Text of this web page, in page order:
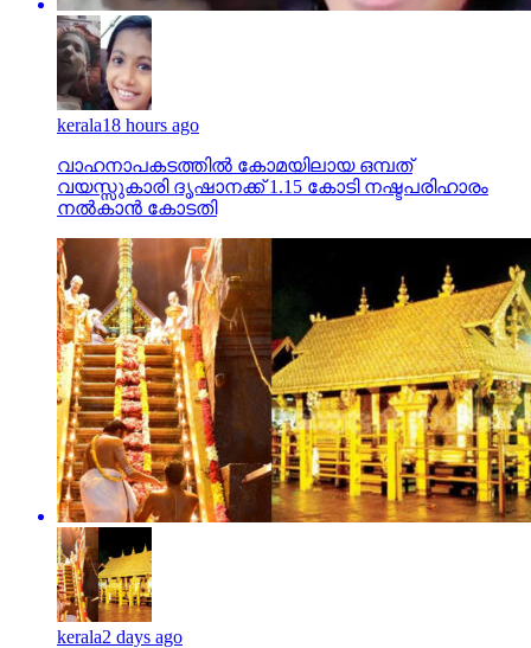
kerala18 hours ago
വാഹനാപകടത്തില്‍ കോമയിലായ ഒമ്പത്
വയസ്സുകാരി ദൃഷാനക്ക് 1.15 കോടി നഷ്ടപരിഹാരം
നല്‍കാന്‍ കോടതി
kerala2 days ago